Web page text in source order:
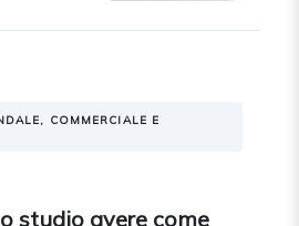
COMMERCIALE E
studio avere come